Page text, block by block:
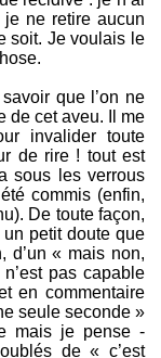
ne retire aucun
soit. Je voulais le
que l’on ne
de cet aveu. Il me
invalider toute
de rire ! tout est
sous les verrous
commis (enfin,
De toute façon,
petit doute que
d’un « mais non,
pas capable
en commentaire
seule seconde »
mais je pense -
de « c’est